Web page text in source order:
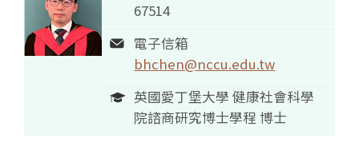
67514
電子信箱
bhchen@nccu.edu.tw
英國愛丁堡大學 健康社會科學
院諮商研究博士學程 博士